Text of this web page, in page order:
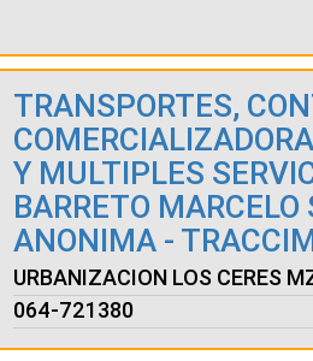
TRANSPORTES,
Y MULTIPLES
BARRETO MARCELO
ANONIMA -
URBANIZACION LOS CERES
064-721380